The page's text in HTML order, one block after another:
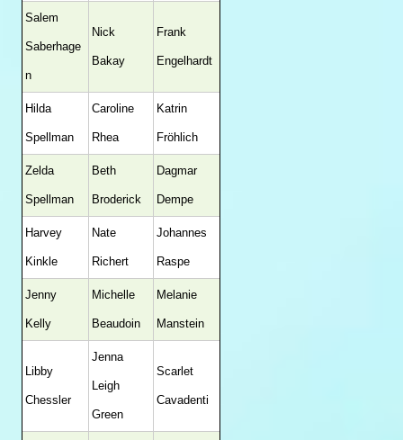
Salem
Saberhage
n
Nick
Bakay
Frank
Engelhardt
Hilda
Spellman
Caroline
Rhea
Katrin
Fröhlich
Zelda
Spellman
Beth
Broderick
Dagmar
Dempe
Harvey
Kinkle
Nate
Richert
Johannes
Raspe
Jenny
Kelly
Michelle
Beaudoin
Melanie
Manstein
Libby
Chessler
Jenna
Leigh
Green
Scarlet
Cavadenti